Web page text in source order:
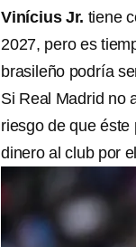
Vinícius Jr. tiene
2027, pero es
brasileño podría
Si Real Madrid no
riesgo de que
dinero al club por